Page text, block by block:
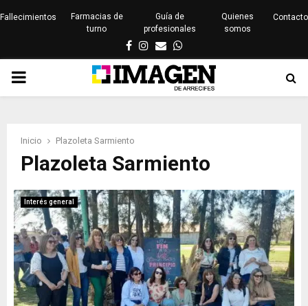
Fallecimientos
Farmacias de
turno
Guía de
profesionales
Quienes
somos
Contacto
Facebook
Instagram
EmailWhatsapp
PRIMARY
Inicio Plazoleta Sarmiento
Plazoleta Sarmiento
Interés general